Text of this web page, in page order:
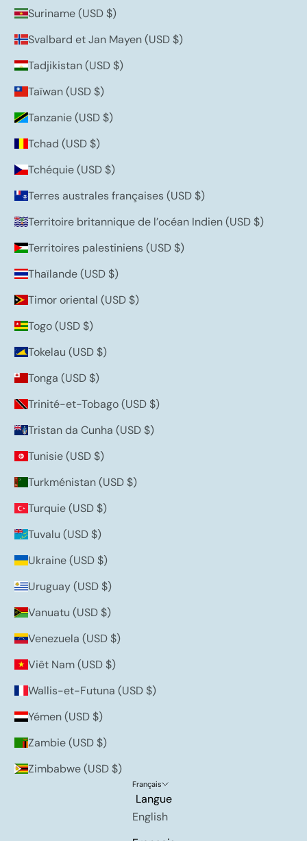
Suriname (USD $)
Svalbard et Jan Mayen (USD $)
Tadjikistan (USD $)
Taïwan (USD $)
Tanzanie (USD $)
Tchad (USD $)
Tchéquie (USD $)
Terres australes françaises (USD $)
Territoire britannique de l’océan Indien (USD $)
Territoires palestiniens (USD $)
Thaïlande (USD $)
Timor oriental (USD $)
Togo (USD $)
Tokelau (USD $)
Tonga (USD $)
Trinité-et-Tobago (USD $)
Tristan da Cunha (USD $)
Tunisie (USD $)
Turkménistan (USD $)
Turquie (USD $)
Tuvalu (USD $)
Ukraine (USD $)
Uruguay (USD $)
Vanuatu (USD $)
Venezuela (USD $)
Viêt Nam (USD $)
Wallis-et-Futuna (USD $)
Yémen (USD $)
Zambie (USD $)
Zimbabwe (USD $)
Français
Langue
English